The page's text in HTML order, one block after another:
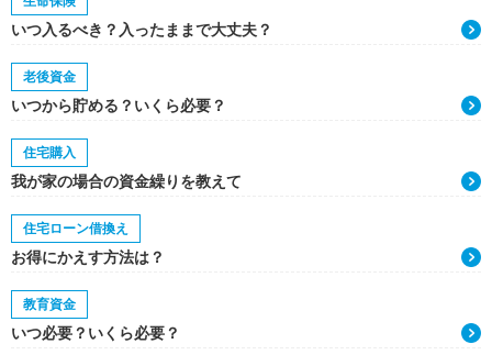
いつ入るべき？入ったままで大丈夫？
老後資金
いつから貯める？いくら必要？
住宅購入
我が家の場合の資金繰りを教えて
住宅ローン借換え
お得にかえす方法は？
教育資金
いつ必要？いくら必要？